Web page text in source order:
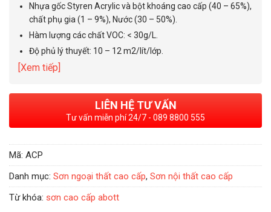
Nhựa gốc Styren Acrylic và bột khoáng cao cấp (40 – 65%),
chất phụ gia (1 – 9%), Nước (30 – 50%).
Hàm lượng các chất VOC: < 30g/L.
Độ phủ lý thuyết: 10 – 12 m2/lít/lớp.
[Xem tiếp]
LIÊN HỆ TƯ VẤN
Tư vấn miễn phí 24/7 - 089 8800 555
Mã: ACP
Danh mục: Sơn ngoại thất cao cấp, Sơn nội thất cao cấp
Từ khóa: sơn cao cấp abott